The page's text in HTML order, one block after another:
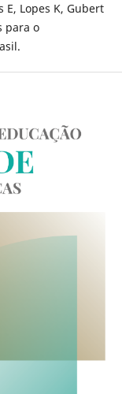
E, Lopes K, Gubert
para o